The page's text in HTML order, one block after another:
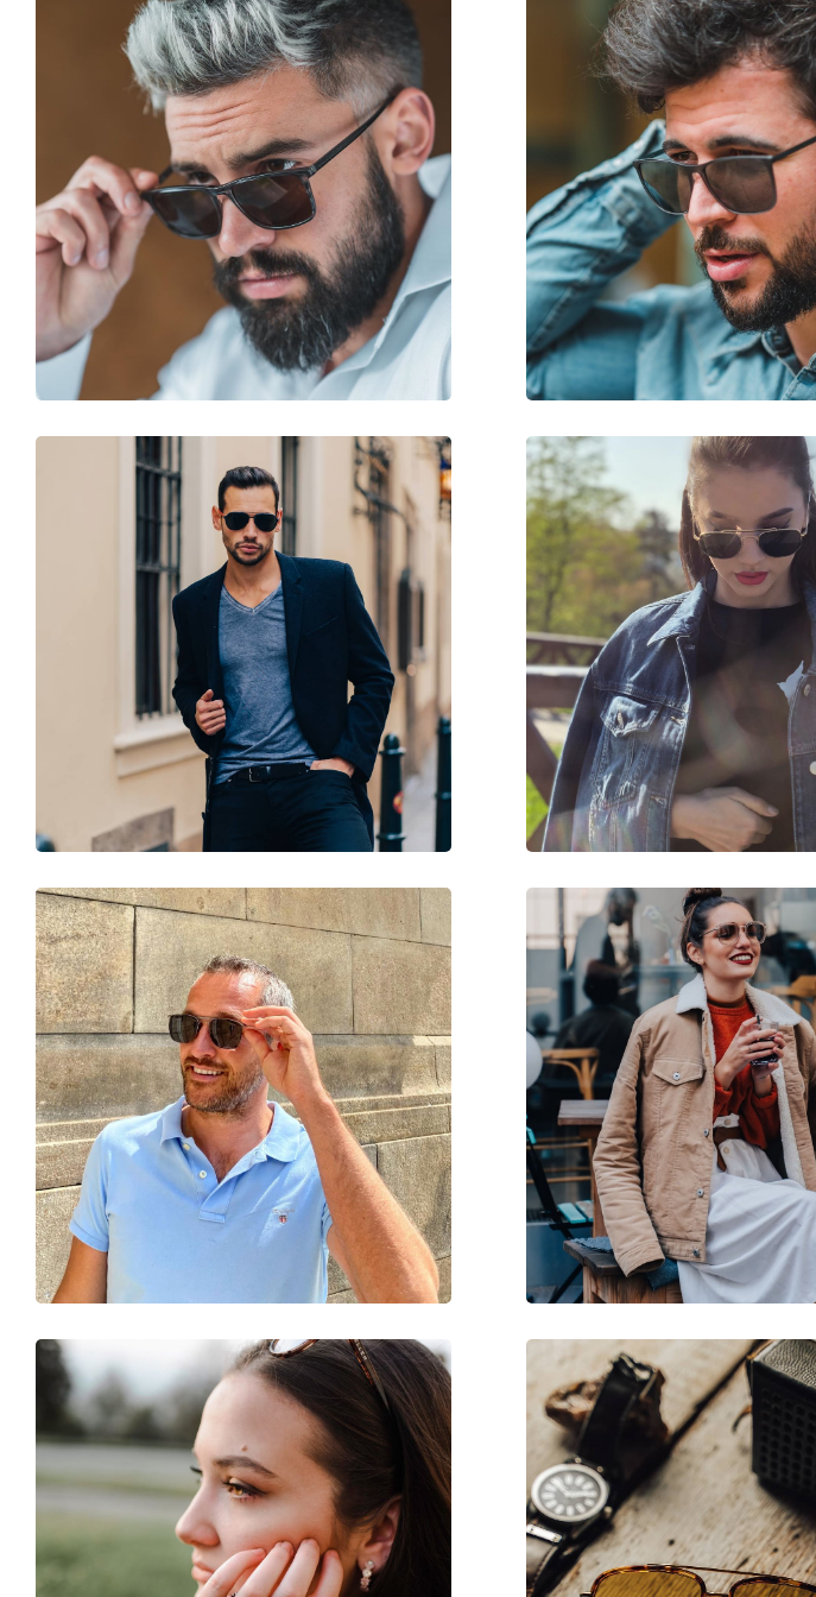
Σχήμα σκελετού:
Square
Χρώμα σκελετού:
Μαύρο
Πλαστικό
M
Μήκος σκελετού:
139 mm
Μήκος βραχίονα:
145 mm
Γέφυρα:
19 mm
Βάρος:
155 γρ
Ρυθμιζόμενα μαξιλάρια μύτης:
Όχι
Εύκαμπτη άρθρωση:
Όχι
Αξεσουάρ
Παρέχονται με θήκη:
Ναι
Πανί καθαρισμού:
Όχι
Ανδρικά
Γυαλιά Ηλίου Επώνυμες Μάρκες
Jaguar
Μόδα
Κωδικός Προϊόντος / Μοντέλο:
37279 8840 52